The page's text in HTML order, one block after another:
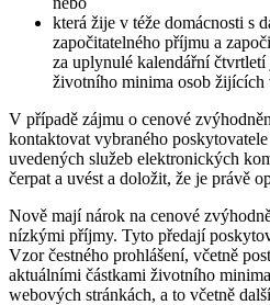
která žije v téže domácnosti s
započitatelného příjmu a
za uplynulé kalendářní čtvrtletí
životního minima osob žijících
V případě zájmu o cenové
kontaktovat vybraného
uvedených služeb elektronických
čerpat a uvést a doložit, že je právě
Nově mají nárok na cenové
nízkými příjmy. Tyto předají
Vzor čestného prohlášení, včetně
aktuálními částkami životního
webových stránkách, a to včetně